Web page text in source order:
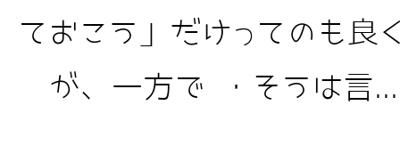
ておこう」だけってのも良
が、一方で ・そうは言...